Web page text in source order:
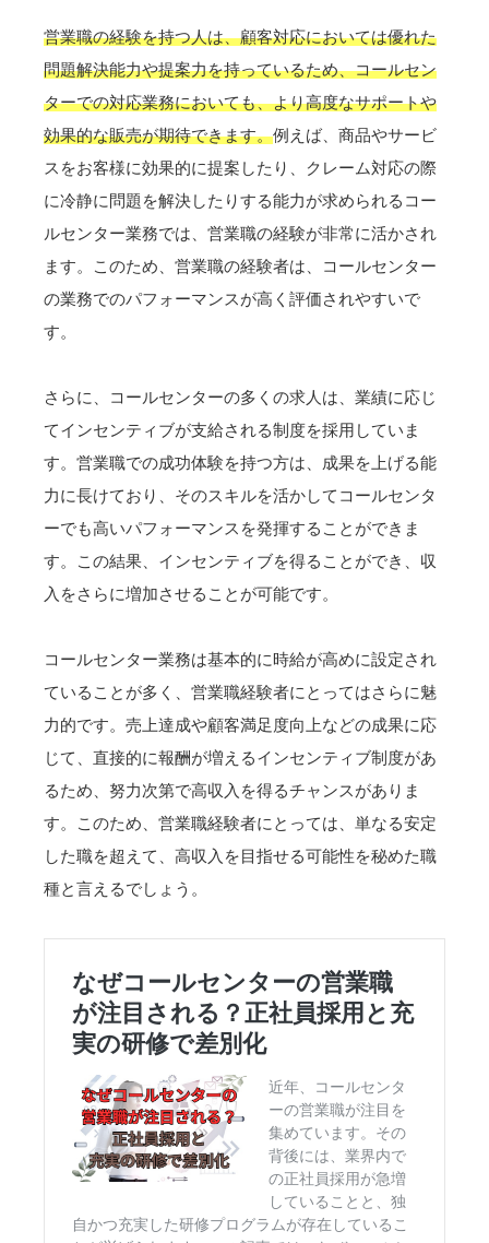
営業職の経験を持つ人は、顧客対応においては優れた
問題解決能力や提案力を持っているため、コールセン
ターでの対応業務においても、より高度なサポートや
効果的な販売が期待できます。例えば、商品やサービ
スをお客様に効果的に提案したり、クレーム対応の際
に冷静に問題を解決したりする能力が求められるコー
ルセンター業務では、営業職の経験が非常に活かされ
ます。このため、営業職の経験者は、コールセンター
の業務でのパフォーマンスが高く評価されやすいで
す。
さらに、コールセンターの多くの求人は、業績に応じ
てインセンティブが支給される制度を採用していま
す。営業職での成功体験を持つ方は、成果を上げる能
力に長けており、そのスキルを活かしてコールセンタ
ーでも高いパフォーマンスを発揮することができま
す。この結果、インセンティブを得ることができ、収
入をさらに増加させることが可能です。
コールセンター業務は基本的に時給が高めに設定され
ていることが多く、営業職経験者にとってはさらに魅
力的です。売上達成や顧客満足度向上などの成果に応
じて、直接的に報酬が増えるインセンティブ制度があ
るため、努力次第で高収入を得るチャンスがありま
す。このため、営業職経験者にとっては、単なる安定
した職を超えて、高収入を目指せる可能性を秘めた職
種と言えるでしょう。